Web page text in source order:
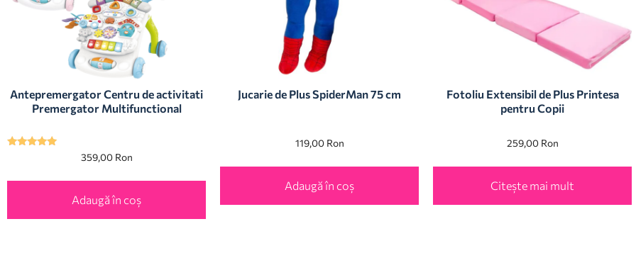
Antepremergator Centru de activitati
Premergator Multifunctional
359,00 Ron
Adaugă în coș
Jucarie de Plus SpiderMan 75 cm
119,00 Ron
Adaugă în coș
Fotoliu Extensibil de Plus Printesa
pentru Copii
259,00 Ron
Citește mai mult